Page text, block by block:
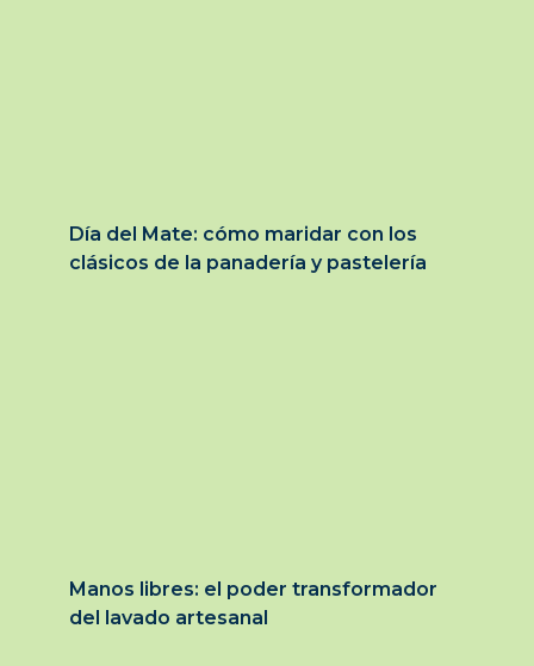
Día del Mate: cómo maridar con los
clásicos de la panadería y pastelería
Manos libres: el poder transformador
del lavado artesanal